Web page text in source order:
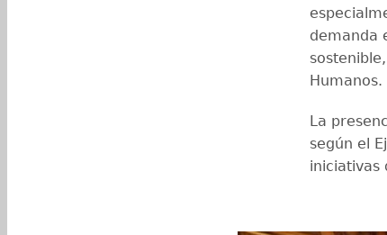
demanda
Humanos.
La
según el
iniciativas